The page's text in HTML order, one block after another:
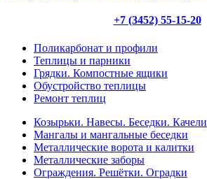
+7 (3452) 55-15-20
Поликарбонат и профили
Теплицы и парники
Грядки. Компостные ящики
Обустройство теплицы
Ремонт теплиц
Козырьки. Навесы. Беседки. Качели
Мангалы и мангальные беседки
Металлические ворота и калитки
Металлические заборы
Ограждения. Решётки. Оградки